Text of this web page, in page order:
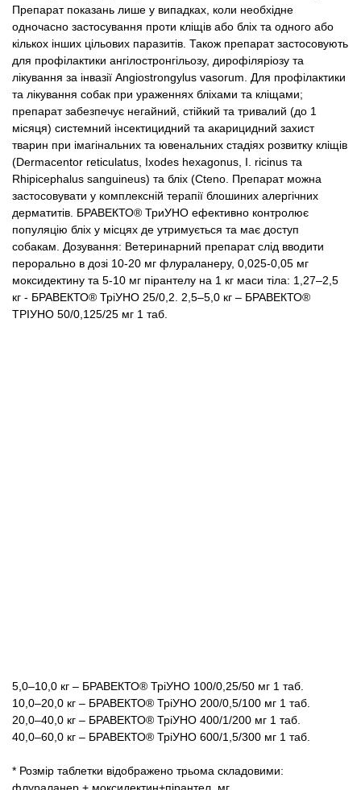
Препарат показань лише у випадках, коли необхідне
одночасно застосування проти кліщів або бліх та одного або
кількох інших цільових паразитів. Також препарат застосовують
для профілактики ангілостронгільозу, дирофіляріозу та
лікування за інвазії Angiostrongylus vasorum. Для профілактики
та лікування собак при ураженнях бліхами та кліщами;
препарат забезпечує негайний, стійкий та тривалий (до 1
місяця) системний інсектицидний та акарицидний захист
тварин при імагінальних та ювенальних стадіях розвитку кліщів
(Dermacentor reticulatus, Ixodes hexagonus, I. ricinus та
Rhipicephalus sanguineus) та бліх (Cteno. Препарат можна
застосовувати у комплексній терапії блошиних алергічних
дерматитів. БРАВЕКТО® ТриУНО ефективно контролює
популяцію бліх у місцях де утримується та має доступ
собакам. Дозування: Ветеринарний препарат слід вводити
перорально в дозі 10-20 мг флураланеру, 0,025-0,05 мг
моксидектину та 5-10 мг пірантелу на 1 кг маси тіла: 1,27–2,5
кг - БРАВЕКТО® ТріУНО 25/0,2. 2,5–5,0 кг – БРАВЕКТО®
ТРІУНО 50/0,125/25 мг 1 таб.
5,0–10,0 кг – БРАВЕКТО® ТріУНО 100/0,25/50 мг 1 таб.
10,0–20,0 кг – БРАВЕКТО® ТріУНО 200/0,5/100 мг 1 таб.
20,0–40,0 кг – БРАВЕКТО® ТріУНО 400/1/200 мг 1 таб.
40,0–60,0 кг – БРАВЕКТО® ТріУНО 600/1,5/300 мг 1 таб.
* Розмір таблетки відображено трьома складовими: